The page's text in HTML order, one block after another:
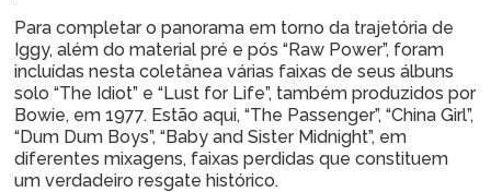
Para completar o panorama em torno da trajetória de
Iggy, além do material pré e pós “Raw Power”, foram
incluídas nesta coletânea várias faixas de seus álbuns
solo “The Idiot” e “Lust for Life”, também produzidos por
Bowie, em 1977. Estão aqui, “The Passenger”, “China Girl”,
“Dum Dum Boys”, “Baby and Sister Midnight”, em
diferentes mixagens, faixas perdidas que constituem
um verdadeiro resgate histórico.